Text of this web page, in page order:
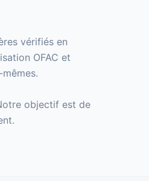
vérifiés en
OFAC et
objectif est de